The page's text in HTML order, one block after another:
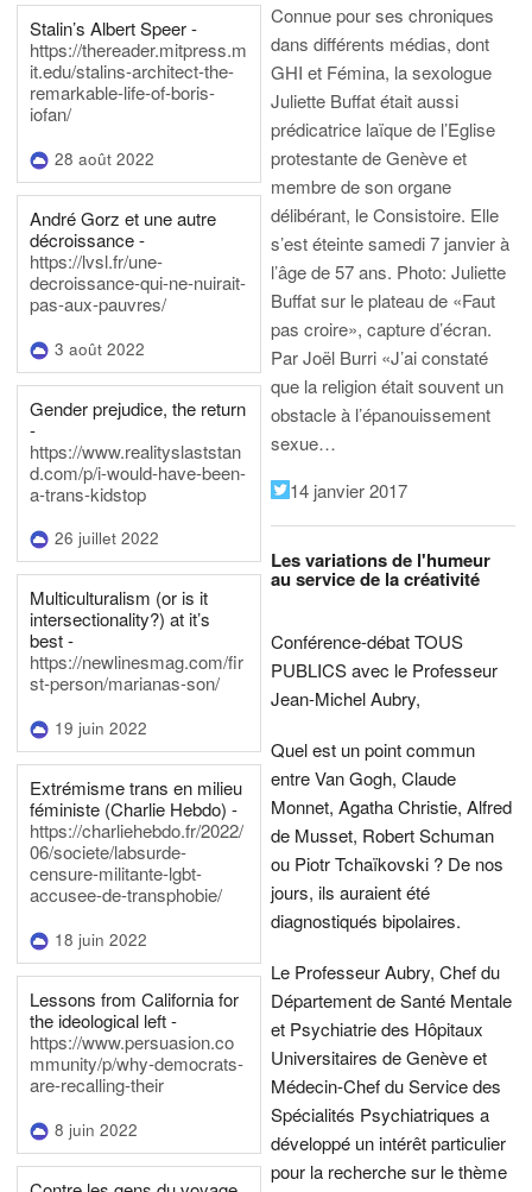
Stalin’s Albert Speer -
https://thereader.mitpress.m
it.edu/stalins-architect-the-
remarkable-life-of-boris-
iofan/
28 août 2022
André Gorz et une autre
décroissance -
https://lvsl.fr/une-
decroissance-qui-ne-nuirait-
pas-aux-pauvres/
3 août 2022
Gender prejudice, the return
-
https://www.realityslaststan
d.com/p/i-would-have-been-
a-trans-kidstop
26 juillet 2022
Multiculturalism (or is it
intersectionality?) at it’s
best -
https://newlinesmag.com/fir
st-person/marianas-son/
19 juin 2022
Extrémisme trans en milieu
féministe (Charlie Hebdo) -
https://charliehebdo.fr/2022/
06/societe/labsurde-
censure-militante-lgbt-
accusee-de-transphobie/
18 juin 2022
Lessons from California for
the ideological left -
https://www.persuasion.co
mmunity/p/why-democrats-
are-recalling-their
8 juin 2022
Connue pour ses chroniques
dans différents médias, dont
GHI et Fémina, la sexologue
Juliette Buffat était aussi
prédicatrice laïque de l’Eglise
protestante de Genève et
membre de son organe
délibérant, le Consistoire. Elle
s’est éteinte samedi 7 janvier à
l’âge de 57 ans. Photo: Juliette
Buffat sur le plateau de «Faut
pas croire», capture d’écran.
Par Joël Burri «J’ai constaté
que la religion était souvent un
obstacle à l’épanouissement
sexue…
14 janvier 2017
Les variations de l'humeur
au service de la créativité
Conférence-débat TOUS
PUBLICS avec le Professeur
Jean-Michel Aubry,
Quel est un point commun
entre Van Gogh, Claude
Monnet, Agatha Christie, Alfred
de Musset, Robert Schuman
ou Piotr Tchaïkovski ? De nos
jours, ils auraient été
diagnostiqués bipolaires.
Le Professeur Aubry, Chef du
Département de Santé Mentale
et Psychiatrie des Hôpitaux
Universitaires de Genève et
Médecin-Chef du Service des
Spécialités Psychiatriques a
développé un intérêt particulier
pour la recherche sur le thème